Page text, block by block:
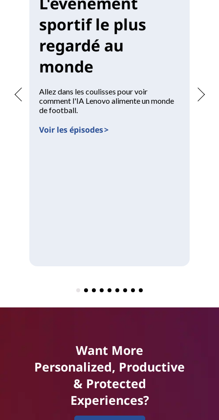
sportif le plus
regardé au
monde
Allez dans les coulisses pour voir
comment l'IA Lenovo alimente un monde
de football.
Voir les épisodes >
Want More
Personalized, Productive
& Protected
Experiences?